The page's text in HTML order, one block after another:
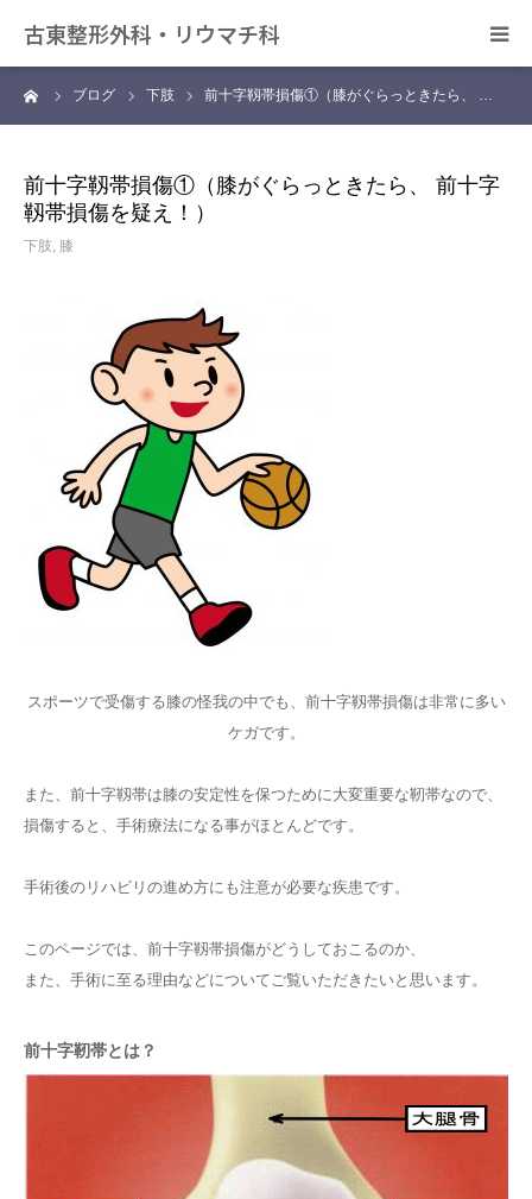
古東整形外科・リウマチ科
ブログ 下肢 前十字靱帯損傷①（膝がぐらっときたら、 …
前十字靱帯損傷①（膝がぐらっときたら、 前十字
靱帯損傷を疑え！）
下肢, 膝
スポーツで受傷する膝の怪我の中でも、前十字靱帯損傷は非常に多い
ケガです。
また、前十字靱帯は膝の安定性を保つために大変重要な靭帯なので、
損傷すると、手術療法になる事がほとんどです。
手術後のリハビリの進め方にも注意が必要な疾患です。
このページでは、前十字靱帯損傷がどうしておこるのか、
また、手術に至る理由などについてご覧いただきたいと思います。
前十字靭帯とは？
日帰り手術について